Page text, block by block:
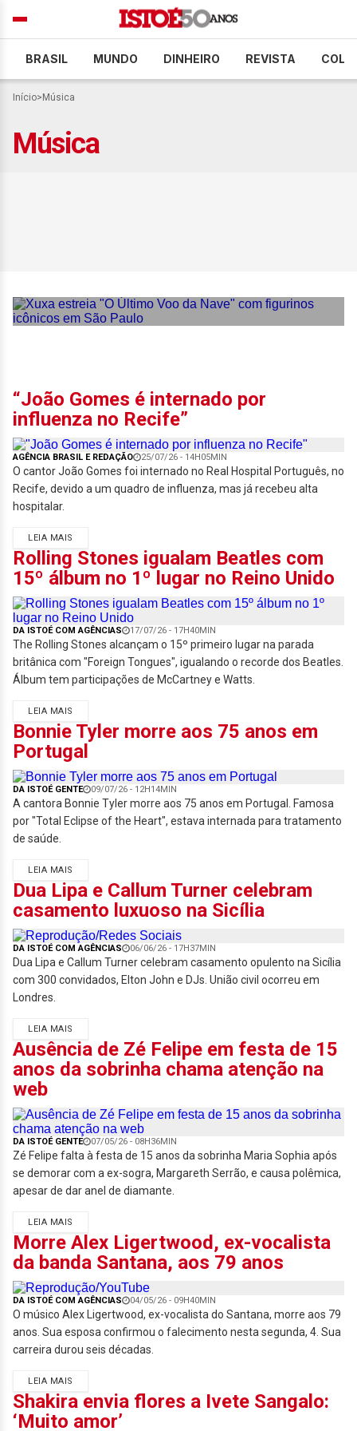
BRASIL MUNDO DINHEIRO REVISTA
Início> Música
Música
“João Gomes é internado por
influenza no Recife”
AGÊNCIA BRASIL E REDAÇÃO 25/07/26 - 14H05MIN
O cantor João Gomes foi internado no Real Hospital Português, no
Recife, devido a um quadro de influenza, mas já recebeu alta
hospitalar.
LEIA MAIS
Rolling Stones igualam Beatles com
15º álbum no 1º lugar no Reino Unido
DA ISTOÉ COM AGÊNCIAS 17/07/26 - 17H40MIN
The Rolling Stones alcançam o 15º primeiro lugar na parada
britânica com "Foreign Tongues", igualando o recorde dos Beatles.
Álbum tem participações de McCartney e Watts.
LEIA MAIS
Bonnie Tyler morre aos 75 anos em
Portugal
DA ISTOÉ GENTE 09/07/26 - 12H14MIN
A cantora Bonnie Tyler morre aos 75 anos em Portugal. Famosa
por "Total Eclipse of the Heart", estava internada para tratamento
de saúde.
LEIA MAIS
Dua Lipa e Callum Turner celebram
casamento luxuoso na Sicília
DA ISTOÉ COM AGÊNCIAS 06/06/26 - 17H37MIN
Dua Lipa e Callum Turner celebram casamento opulento na Sicília
com 300 convidados, Elton John e DJs. União civil ocorreu em
Londres.
LEIA MAIS
Ausência de Zé Felipe em festa de 15
anos da sobrinha chama atenção na
web
DA ISTOÉ GENTE 07/05/26 - 08H36MIN
Zé Felipe falta à festa de 15 anos da sobrinha Maria Sophia após
se demorar com a ex-sogra, Margareth Serrão, e causa polêmica,
apesar de dar anel de diamante.
LEIA MAIS
Morre Alex Ligertwood, ex-vocalista
da banda Santana, aos 79 anos
DA ISTOÉ COM AGÊNCIAS 04/05/26 - 09H40MIN
O músico Alex Ligertwood, ex-vocalista do Santana, morre aos 79
anos. Sua esposa confirmou o falecimento nesta segunda, 4. Sua
carreira durou seis décadas.
LEIA MAIS
Shakira envia flores a Ivete Sangalo:
‘Muito amor’